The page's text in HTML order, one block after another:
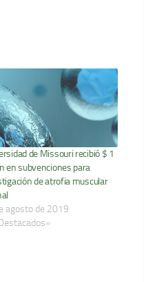
de Missouri recibió $ 1
en subvenciones para
de atrofia muscular
agosto de 2019